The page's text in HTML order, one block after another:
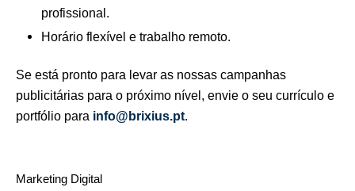
profissional.
Horário flexível e trabalho remoto.
Se está pronto para levar as nossas campanhas
publicitárias para o próximo nível, envie o seu currículo e
portfólio para info@brixius.pt.
Marketing Digital